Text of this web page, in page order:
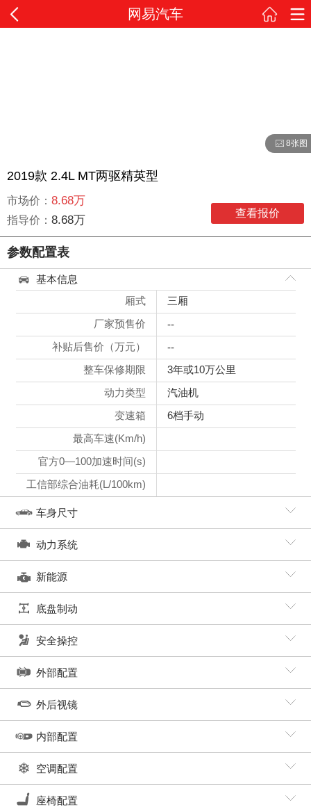
网易汽车
8张图
2019款 2.4L MT两驱精英型
市场价： 8.68万
指导价： 8.68万
查看报价
参数配置表
基本信息
厢式
三厢
厂家预售价
--
补贴后售价（万元）
--
整车保修期限
3年或10万公里
动力类型
汽油机
变速箱
6档手动
最高车速(Km/h)
官方0—100加速时间(s)
工信部综合油耗(L/100km)
车身尺寸
动力系统
新能源
底盘制动
安全操控
外部配置
外后视镜
内部配置
空调配置
座椅配置